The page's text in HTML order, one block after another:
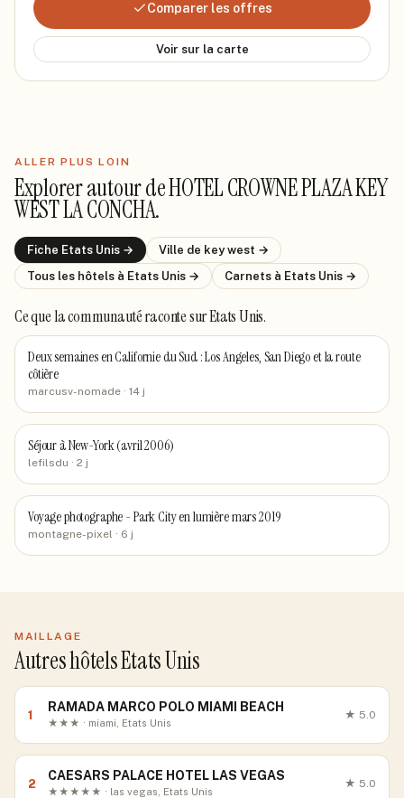
Comparer les offres
Voir sur la carte
ALLER PLUS LOIN
Explorer autour deHOTEL CROWNE PLAZA KEY
WEST LA CONCHA.
Fiche Etats Unis → Ville de key west →
Tous les hôtels à Etats Unis → Carnets à Etats Unis →
Ce que la communauté racontesur Etats Unis.
Deux semaines en Californie du Sud : Los Angeles, San Diego et la route
côtière
marcusv-nomade · 14 j
Séjour à New-York (avril 2006)
lefilsdu · 2 j
Voyage photographe - Park City en lumière mars 2019
montagne-pixel · 6 j
MAILLAGE
Autres hôtels Etats Unis
1
RAMADA MARCO POLO MIAMI BEACH
★★★ · miami, Etats Unis
★ 5.0
2
CAESARS PALACE HOTEL LAS VEGAS
★★★★★ · las vegas, Etats Unis
★ 5.0